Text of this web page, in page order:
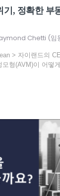
기, 정확한 부
Chetti (임
> 자이랜드의
형(AVM)이 어떻